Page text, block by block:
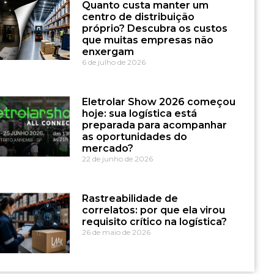
Quanto custa manter um
centro de distribuição
próprio? Descubra os custos
que muitas empresas não
enxergam
6 de julho de 2026
Eletrolar Show 2026 começou
hoje: sua logística está
preparada para acompanhar
as oportunidades do
mercado?
22 de junho de 2026
Rastreabilidade de
correlatos: por que ela virou
requisito crítico na logística?
26 de maio de 2026